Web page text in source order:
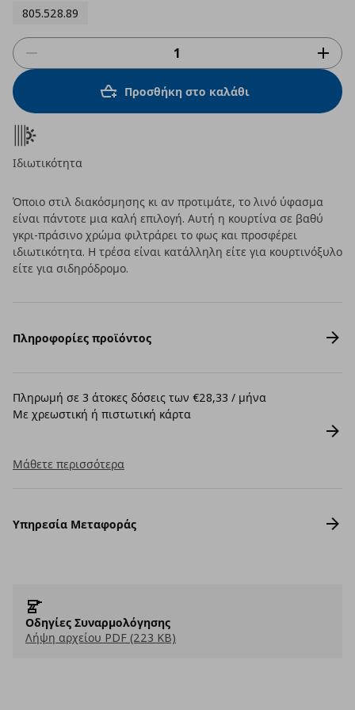
805.528.89
Προσθήκη στο καλάθι
Ιδιωτικότητα
Όποιο στιλ διακόσμησης κι αν προτιμάτε, το λινό ύφασμα
είναι πάντοτε μια καλή επιλογή. Αυτή η κουρτίνα σε βαθύ
γκρι-πράσινο χρώμα φιλτράρει το φως και προσφέρει
ιδιωτικότητα. Η τρέσα είναι κατάλληλη είτε για κουρτινόξυλο
είτε για σιδηρόδρομο.
Πληροφορίες προϊόντος
Πληρωμή σε 3 άτοκες δόσεις των €28,33 / μήνα
Με χρεωστική ή πιστωτική κάρτα
Μάθετε περισσότερα
Υπηρεσία Μεταφοράς
Οδηγίες Συναρμολόγησης
Λήψη αρχείου PDF (223 KB)